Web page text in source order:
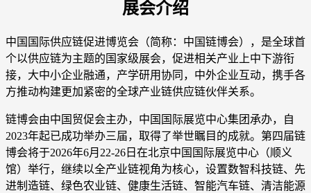
展会介绍
中国国际供应链促进博览会（简称：中国链博会），是全球首
个以供应链为主题的国家级展会，促进相关产业上中下游衔
接，大中小企业融通，产学研用协同，中外企业互动，携手各
方推动构建更加紧密的全球产业链供应链伙伴关系。
链博会由中国贸促会主办，中国国际展览中心集团承办，自
2023年起已成功举办三届，取得了举世瞩目的成就。第四届链
博会将于2026年6月22-26日在北京中国国际展览中心（顺义
馆）举行，继续以全产业链视角为核心，设置数智科技链、先
进制造链、绿色农业链、健康生活链、智能汽车链、清洁能源